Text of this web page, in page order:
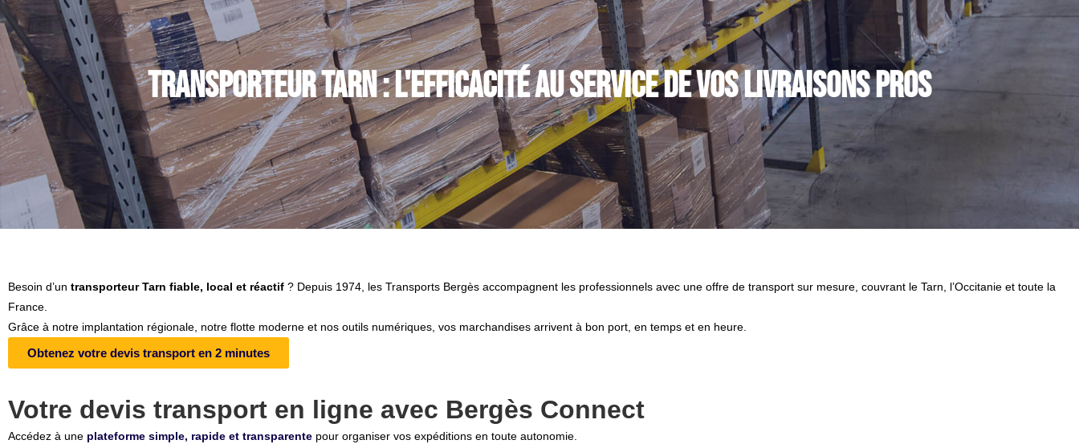
Transporteur Tarn : l'efficacité au service de vos livraisons pros
Besoin d’un transporteur Tarn fiable, local et réactif ? Depuis 1974, les Transports Bergès accompagnent les professionnels avec une offre de transport sur mesure, couvrant le Tarn, l’Occitanie et toute la
France.
Grâce à notre implantation régionale, notre flotte moderne et nos outils numériques, vos marchandises arrivent à bon port, en temps et en heure.
Obtenez votre devis transport en 2 minutes
Votre devis transport en ligne avec Bergès Connect
Accédez à une plateforme simple, rapide et transparente pour organiser vos expéditions en toute autonomie.